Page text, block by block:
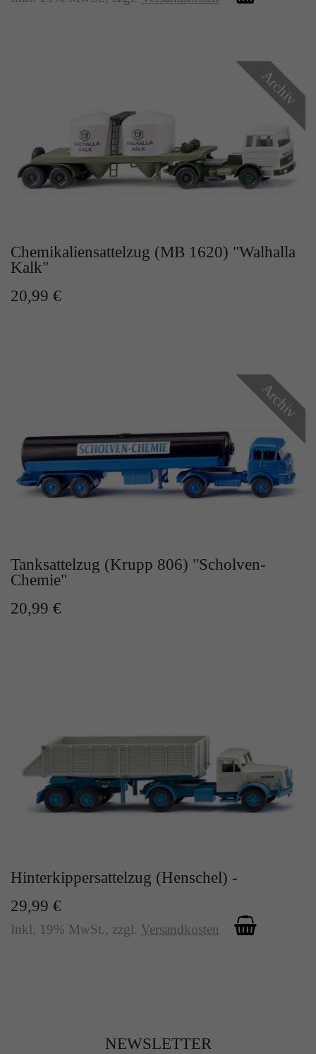
Archiv
Chemikaliensattelzug (MB 1620) "Walhalla
Kalk"
20,99 €
Archiv
Tanksattelzug (Krupp 806) "Scholven-
Chemie"
20,99 €
Hinterkippersattelzug (Henschel) -
29,99 €
Inkl. 19% MwSt., zzgl. Versandkosten
NEWSLETTER